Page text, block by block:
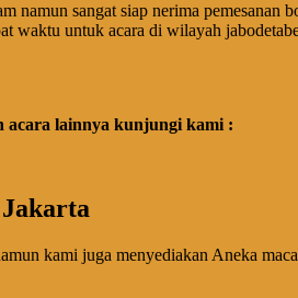
namun sangat siap nerima
waktu untuk acara di wilayah
acara lainnya kunjungi kami :
kami juga menyediakan Aneka